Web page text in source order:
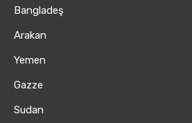
Bangladeş
Arakan
Yemen
Gazze
Sudan